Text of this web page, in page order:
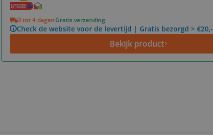
3 tot 4 dagenGratis verzending
Check de website voor de levertijd | Gratis bezorgd > €20,-
Bekijk product